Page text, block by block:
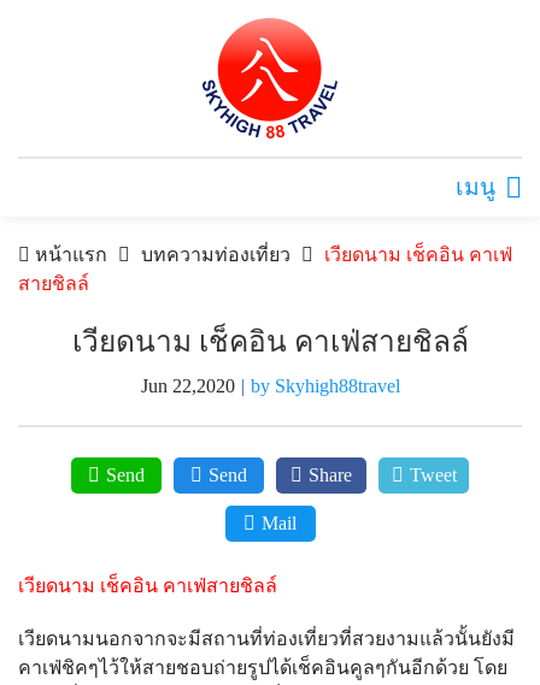
เมนู
หน้าแรก บทความท่องเที่ยว
เวียดนาม เช็คอิน คาเฟ่
สายชิลล์
เวียดนาม เช็คอิน คาเฟ่สายชิลล์
Jun 22,2020 | by Skyhigh88travel
Send Send Share Tweet
Mail
เวียดนาม เช็คอิน คาเฟ่สายชิลล์
เวียดนามนอกจากจะมีสถานที่ท่องเที่ยวที่สวยงามแล้วนั้นยังมี
คาเฟ่ชิคๆไว้ให้สายชอบถ่ายรูปได้เช็คอินคูลๆกันอีกด้วย โดย